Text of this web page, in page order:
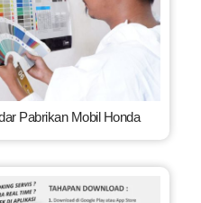
Pabrikan Mobil Honda